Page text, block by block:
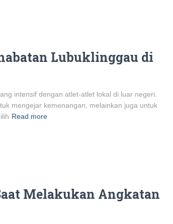
Lubuklinggau di
intensif dengan atlet-atlet lokal di luar negeri.
mengejar kemenangan, melainkan juga untuk
Read more
Melakukan Angkatan